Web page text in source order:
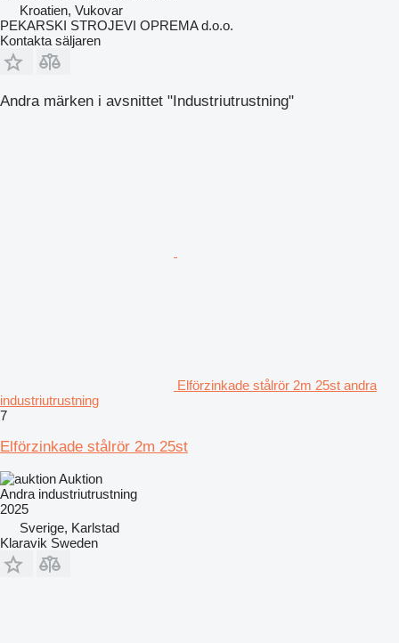
Kroatien, Vukovar
PEKARSKI STROJEVI OPREMA d.o.o.
Kontakta säljaren
Andra märken i avsnittet "Industriutrustning"
Elförzinkade stålrör 2m 25st andra
industriutrustning
7
Elförzinkade stålrör 2m 25st
Auktion
Andra industriutrustning
2025
Sverige, Karlstad
Klaravik Sweden